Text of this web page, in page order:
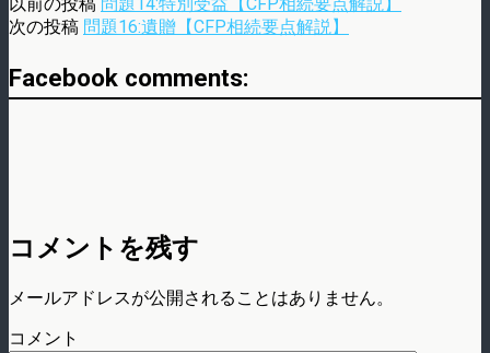
次の投稿 問題16:遺贈【CFP相続要点解説】
Facebook comments:
コメントを残す
メールアドレスが公開されることはありません。
コメント